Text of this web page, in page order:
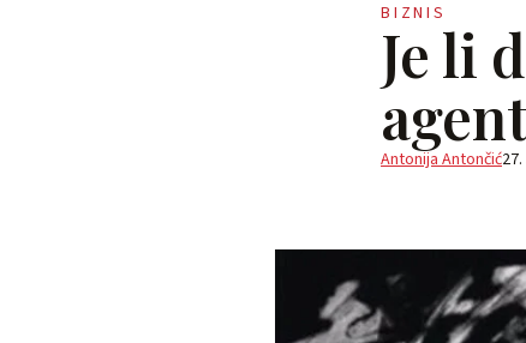
BIZNIS
Je li
Antonija Antončić